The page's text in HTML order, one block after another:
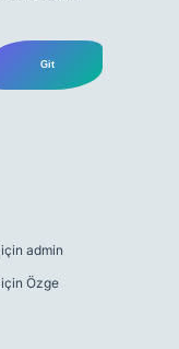
için admin
için Özge